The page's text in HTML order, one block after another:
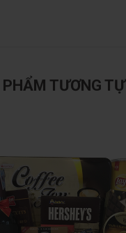
TƯƠNG TỰ